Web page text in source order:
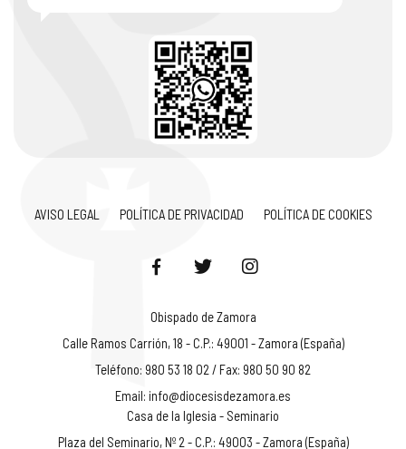
AVISO LEGAL POLÍTICA DE PRIVACIDAD POLÍTICA DE COOKIES
Obispado de Zamora
Calle Ramos Carrión, 18 - C.P.: 49001 - Zamora (España)
Teléfono: 980 53 18 02 / Fax: 980 50 90 82
Email: info@diocesisdezamora.es
Casa de la Iglesia - Seminario
Plaza del Seminario, Nº 2 - C.P.: 49003 - Zamora (España)